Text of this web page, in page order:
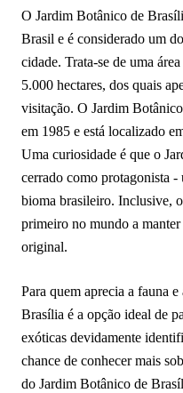
O Jardim Botânico de
Brasil e é considerado um
cidade. Trata-se de uma
5.000 hectares, dos quais
visitação. O Jardim
em 1985 e está localizado
Uma curiosidade é que o
cerrado como protagonista -
bioma brasileiro. Inclusive,
primeiro no mundo a manter
original.
Para quem aprecia a fauna
Brasília é a opção ideal de
exóticas devidamente
chance de conhecer mais
do Jardim Botânico de